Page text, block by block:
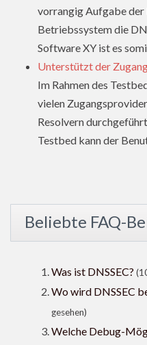
vorrangig Aufgabe der
Betriebssystem die
Software XY ist es
Unterstützt der
Im Rahmen des
vielen
Resolvern
Testbed kann der
Beliebte FAQ-
Was ist DNSSEC?
Wo wird DNSSEC
gesehen)
Welche Debug-